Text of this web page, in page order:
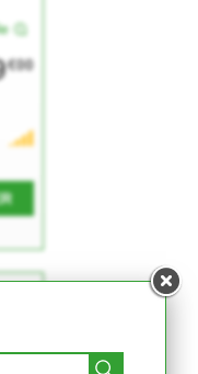
€00